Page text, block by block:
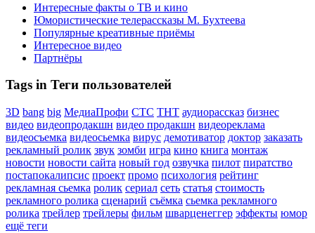
Интересные факты о ТВ и кино
Юмористические телерассказы М. Бухтеева
Популярные креативные приёмы
Интересное видео
Партнёры
Tags in Теги пользователей
3D bang big МедиаПрофи СТС ТНТ аудиорассказ бизнес
видео видеопродакшн видео продакшн видеореклама
видеосъемка видеосьемка вирус демотиватор доктор заказать
рекламный ролик звук зомби игра кино книга монтаж
новости новости сайта новый год озвучка пилот пиратство
постапокалипсис проект промо психология рейтинг
рекламная сьемка ролик сериал сеть статья стоимость
рекламного ролика сценарий съёмка сьемка рекламного
ролика трейлер трейлеры фильм шварценеггер эффекты юмор
ещё теги